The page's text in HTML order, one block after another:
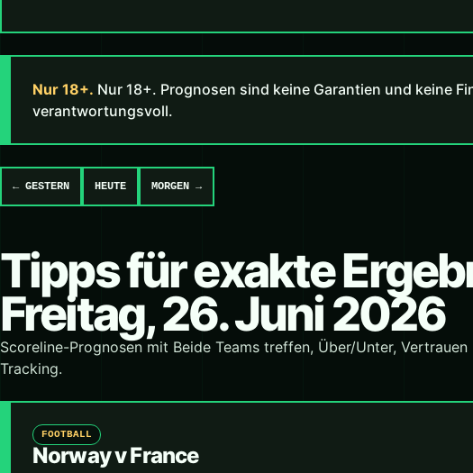
Nur 18+. Nur 18+. Prognosen sind keine Garantien und keine
verantwortungsvoll.
← GESTERN HEUTE MORGEN →
Tipps für exakte
Freitag, 26. Juni 2026
Scoreline-Prognosen mit Beide Teams treffen, Über/Unter,
Tracking.
FOOTBALL
Norway v France